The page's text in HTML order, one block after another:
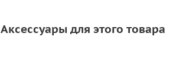
Аксессуары для этого товара